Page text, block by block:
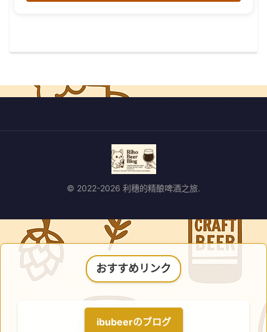
© 2022-2026 利穗的精酿啤酒之旅.
おすすめリンク
ibubeerのブログ